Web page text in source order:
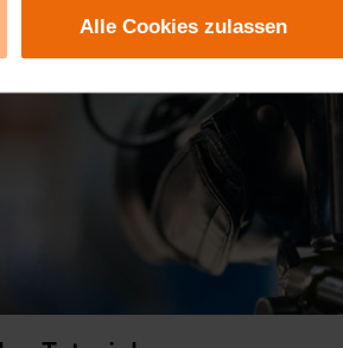
ganz oder teilweise zustimmen.
nicht längerfristig
Alle Cookies zulassen